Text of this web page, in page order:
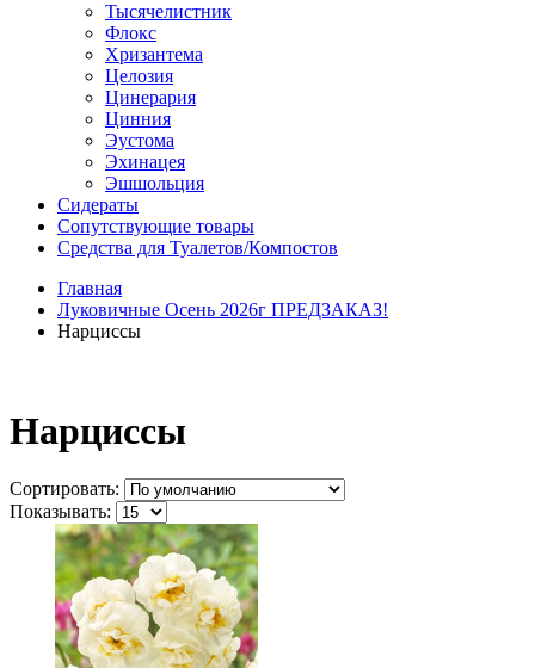
Тысячелистник
Флокс
Хризантема
Целозия
Цинерария
Цинния
Эустома
Эхинацея
Эшшольция
Сидераты
Сопутствующие товары
Средства для Туалетов/Компостов
Главная
Луковичные Осень 2026г ПРЕДЗАКАЗ!
Нарциссы
Нарциссы
Сортировать:
Показывать: